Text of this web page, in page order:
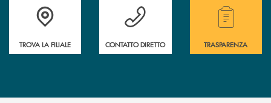
Trova la filiale più vicina a te.
TROVA LA FILIALE
Hai bisogno di assistenza ?&nbsp;
CONTATTO DIRETTO
Hai bisogno di
TRASPARENZA